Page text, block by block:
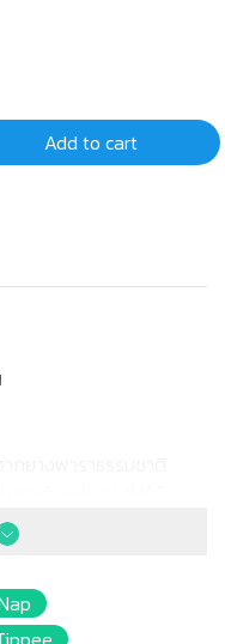
Add to cart
ชอร์รี่เหมือนกับรูป
ม่ว่าแป้นจุกจะหมุนไป